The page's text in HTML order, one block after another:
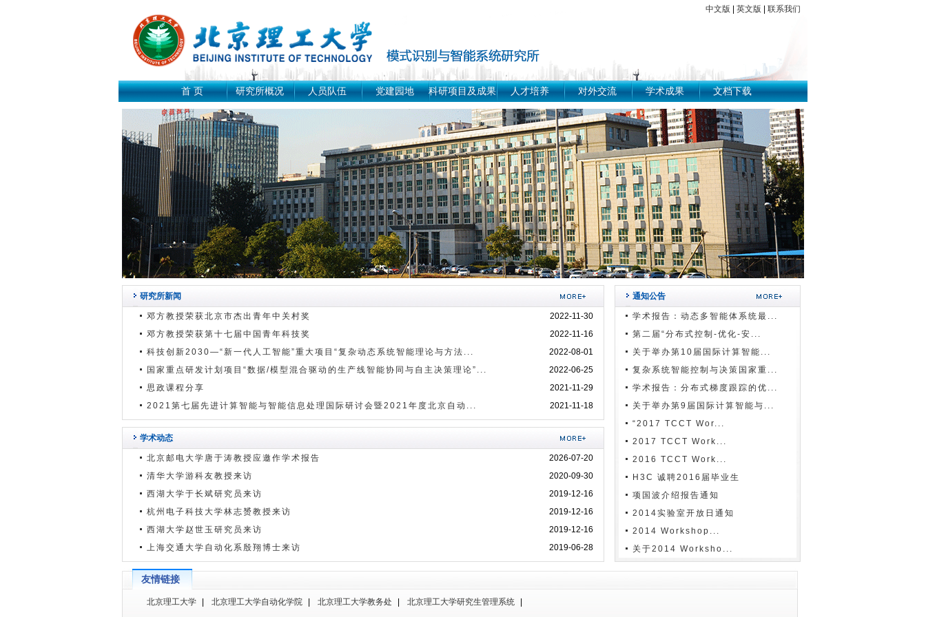
中文版 英文版 联系我们
首 页 研究所概况 人员队伍 党建园地 科研项目及成果 人才培养 对外交流 学术成果 文档下载
研究所新闻
2022-11-30
邓方教授荣获北京市杰出青年中关村奖
2022-11-16
邓方教授荣获第十七届中国青年科技奖
2022-08-01
科技创新2030—“新一代人工智能”重大项目“复杂动态系统智能理论与方法...
2022-06-25
国家重点研发计划项目“数据/模型混合驱动的生产线智能协同与自主决策理论”...
2021-11-29
思政课程分享
2021-11-18
2021第七届先进计算智能与智能信息处理国际研讨会暨2021年度北京自动...
学术动态
2026-07-20
北京邮电大学唐于涛教授应邀作学术报告
2020-09-30
清华大学游科友教授来访
2019-12-16
西湖大学于长斌研究员来访
2019-12-16
杭州电子科技大学林志赟教授来访
2019-12-16
西湖大学赵世玉研究员来访
2019-06-28
上海交通大学自动化系殷翔博士来访
通知公告
学术报告：动态多智能体系统最...
第二届“分布式控制-优化-安...
关于举办第10届国际计算智能...
复杂系统智能控制与决策国家重...
学术报告：分布式梯度跟踪的优...
关于举办第9届国际计算智能与...
“2017 TCCT Wor...
2017 TCCT Work...
2016 TCCT Work...
H3C 诚聘2016届毕业生
项国波介绍报告通知
2014实验室开放日通知
2014 Workshop...
关于2014 Worksho...
友情链接
北京理工大学 北京理工大学自动化学院 北京理工大学教务处 北京理工大学研究生管理系统